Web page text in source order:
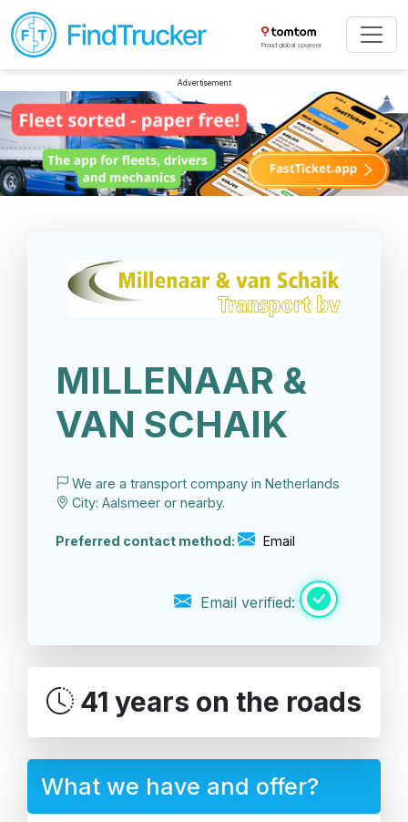
Proud global sponsor
Advertisement
MILLENAAR &
VAN SCHAIK
We are a transport company in Netherlands
City: Aalsmeer or nearby.
Preferred contact method: Email
Email verified:
41 years on the roads
What we have and offer?